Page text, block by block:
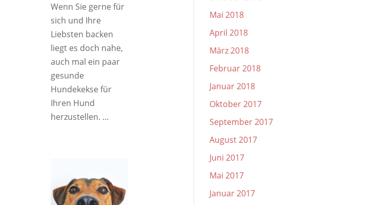
Wenn Sie gerne für
sich und Ihre
Liebsten backen
liegt es doch nahe,
auch mal ein paar
gesunde
Hundekekse für
Ihren Hund
herzustellen. …
Mai 2018
April 2018
März 2018
Februar 2018
Januar 2018
Oktober 2017
September 2017
August 2017
Juni 2017
Mai 2017
Januar 2017